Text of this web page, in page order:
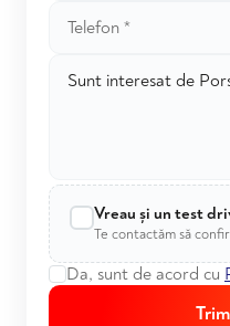
Vreau și un test
Te contactăm să
Da, sunt de acord cu